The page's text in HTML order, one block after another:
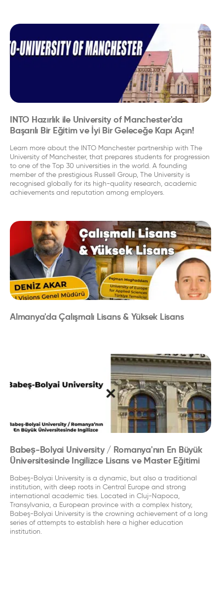
INTO Hazırlık ile University of Manchester'da
Başarılı Bir Eğitim ve İyi Bir Geleceğe Kapı Açın!
Learn more about the INTO Manchester partnership with The
University of Manchester, that prepares students for progression
to one of the Top 30 universities in the world. A founding
member of the prestigious Russell Group, The University is
recognised globally for its high-quality research, academic
achievements and reputation among employers.
Almanya'da Çalışmalı Lisans & Yüksek Lisans
Babeș-Bolyai University / Romanya'nın En Büyük
Üniversitesinde Ingilizce Lisans ve Master Eğitimi
Babeş-Bolyai University is a dynamic, but also a traditional
institution, with deep roots in Central Europe and strong
international academic ties. Located in Cluj-Napoca,
Transylvania, a European province with a complex history,
Babeş-Bolyai University is the crowning achievement of a long
series of attempts to establish here a higher education
institution.